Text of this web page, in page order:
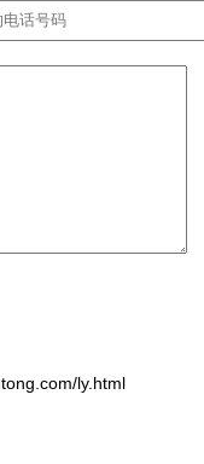
ly.html